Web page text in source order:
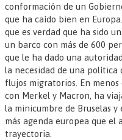
conformación de un
que ha caído bien en
que es verdad que ha sido
un barco con más de 600
que le ha dado una
la necesidad de una
flujos migratorios. En
con Merkel y Macron, ha
la minicumbre de Bruselas y
más agenda europea que el
trayectoria.